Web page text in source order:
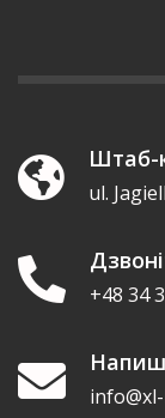
Штаб-
ul.
+48 34